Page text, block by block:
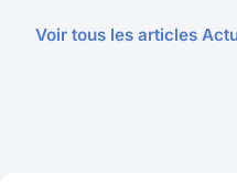
Voir tous les articles